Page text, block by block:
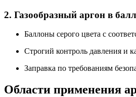
2. Газообразный аргон в
Баллоны серого цвета с
Строгий контроль давления и
Заправка по требованиям
Области применения